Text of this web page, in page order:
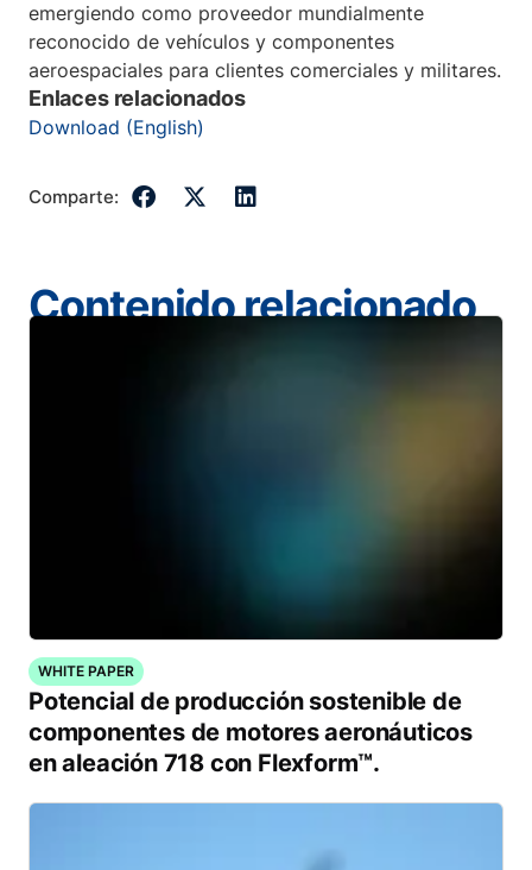
emergiendo como proveedor mundialmente
reconocido de vehículos y componentes
aeroespaciales para clientes comerciales y militares.
Enlaces relacionados
Download (English)
Comparte:
Contenido relacionado
WHITE PAPER
Potencial de producción sostenible de
componentes de motores aeronáuticos
en aleación 718 con Flexform™.